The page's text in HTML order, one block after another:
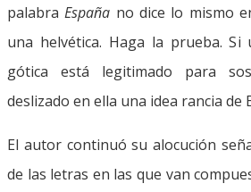
palabraEspaña no dice lo mismo
una helvética. Haga la prueba.
gótica está legitimado para
deslizado en ella una idea rancia de
El autor continuó su alocución
de las letras en las que van